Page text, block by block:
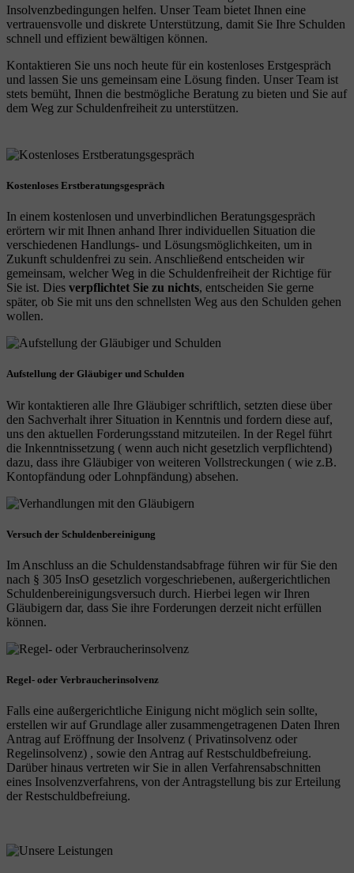
Insolvenzbedingungen helfen. Unser Team bietet Ihnen eine
vertrauensvolle und diskrete Unterstützung, damit Sie Ihre Schulden
schnell und effizient bewältigen können.
Kontaktieren Sie uns noch heute für ein kostenloses Erstgespräch
und lassen Sie uns gemeinsam eine Lösung finden. Unser Team ist
stets bemüht, Ihnen die bestmögliche Beratung zu bieten und Sie auf
dem Weg zur Schuldenfreiheit zu unterstützen.
Kostenloses Erstberatungsgespräch
In einem kostenlosen und unverbindlichen Beratungsgespräch
erörtern wir mit Ihnen anhand Ihrer individuellen Situation die
verschiedenen Handlungs- und Lösungsmöglichkeiten, um in
Zukunft schuldenfrei zu sein. Anschließend entscheiden wir
gemeinsam, welcher Weg in die Schuldenfreiheit der Richtige für
Sie ist. Dies verpflichtet Sie zu nichts, entscheiden Sie gerne
später, ob Sie mit uns den schnellsten Weg aus den Schulden gehen
wollen.
Aufstellung der Gläubiger und Schulden
Wir kontaktieren alle Ihre Gläubiger schriftlich, setzten diese über
den Sachverhalt ihrer Situation in Kenntnis und fordern diese auf,
uns den aktuellen Forderungsstand mitzuteilen. In der Regel führt
die Inkenntnissetzung ( wenn auch nicht gesetzlich verpflichtend)
dazu, dass ihre Gläubiger von weiteren Vollstreckungen ( wie z.B.
Kontopfändung oder Lohnpfändung) absehen.
Versuch der Schuldenbereinigung
Im Anschluss an die Schuldenstandsabfrage führen wir für Sie den
nach § 305 InsO gesetzlich vorgeschriebenen, außergerichtlichen
Schuldenbereinigungsversuch durch. Hierbei legen wir Ihren
Gläubigern dar, dass Sie ihre Forderungen derzeit nicht erfüllen
können.
Regel- oder Verbraucherinsolvenz
Falls eine außergerichtliche Einigung nicht möglich sein sollte,
erstellen wir auf Grundlage aller zusammengetragenen Daten Ihren
Antrag auf Eröffnung der Insolvenz ( Privatinsolvenz oder
Regelinsolvenz) , sowie den Antrag auf Restschuldbefreiung.
Darüber hinaus vertreten wir Sie in allen Verfahrensabschnitten
eines Insolvenzverfahrens, von der Antragstellung bis zur Erteilung
der Restschuldbefreiung.